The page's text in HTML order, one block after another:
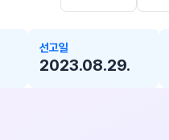
선고일
2023.08.29.